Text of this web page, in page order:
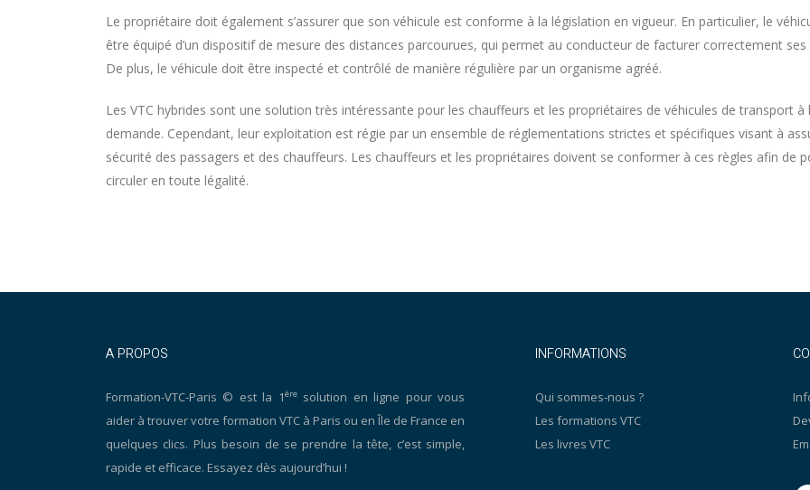
Le propriétaire doit également s’assurer que son véhicule est conforme à la législation en vigueur. En particulier, le
être équipé d’un dispositif de mesure des distances parcourues, qui permet au conducteur de facturer correctement ses
De plus, le véhicule doit être inspecté et contrôlé de manière régulière par un organisme agréé.
Les VTC hybrides sont une solution très intéressante pour les chauffeurs et les propriétaires de véhicules de transport à
demande. Cependant, leur exploitation est régie par un ensemble de réglementations strictes et spécifiques visant à
sécurité des passagers et des chauffeurs. Les chauffeurs et les propriétaires doivent se conformer à ces règles afin de
circuler en toute légalité.
A PROPOS
Formation-VTC-Paris © est la 1èresolution en ligne pour vous
aider à trouver votre formation VTC à Paris ou en Île de France en
quelques clics. Plus besoin de se prendre la tête, c’est simple,
rapide et efficace. Essayez dès aujourd’hui !
INFORMATIONS
Qui sommes-nous ?
Les formations VTC
Les livres VTC